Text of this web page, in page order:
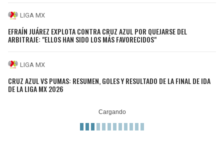
LIGA MX
EFRAÍN JUÁREZ EXPLOTA CONTRA CRUZ AZUL POR QUEJARSE DEL
ARBITRAJE: "ELLOS HAN SIDO LOS MÁS FAVORECIDOS"
LIGA MX
CRUZ AZUL VS PUMAS: RESUMEN, GOLES Y RESULTADO DE LA FINAL DE IDA
DE LA LIGA MX 2026